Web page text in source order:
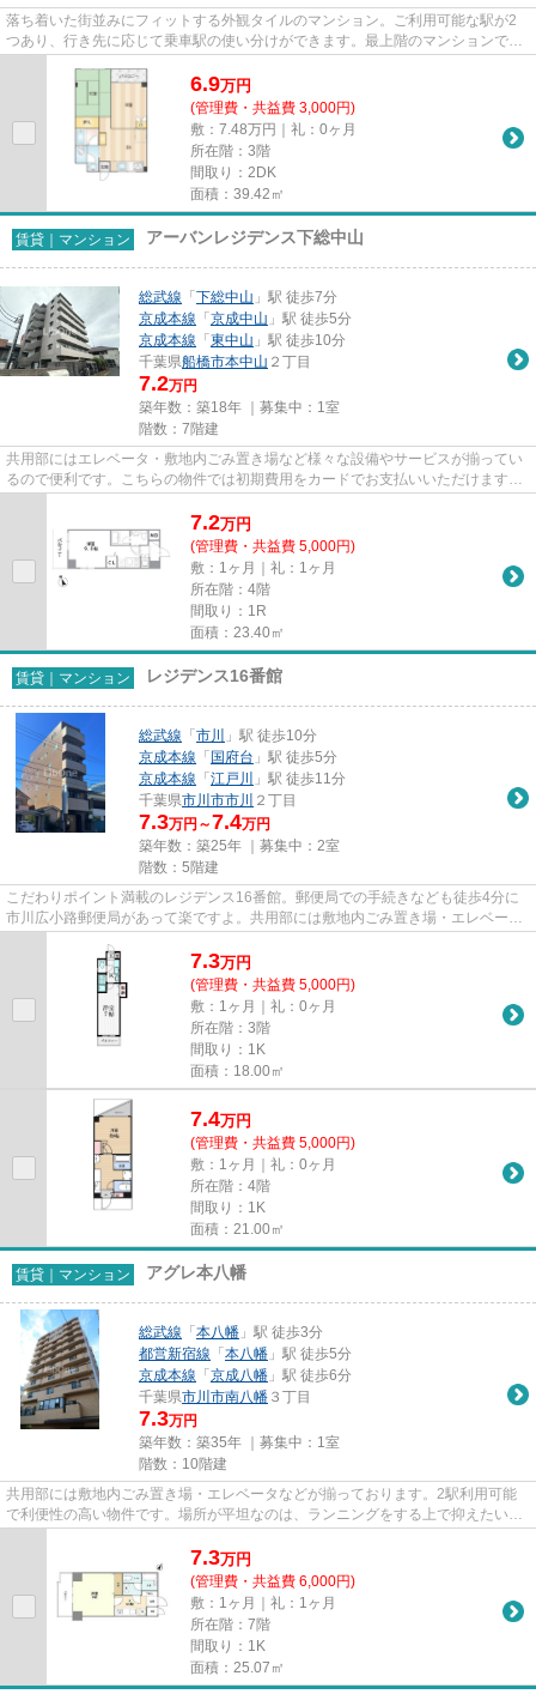
落ち着いた街並みにフィットする外観タイルのマンション。ご利用可能な駅が2
つあり、行き先に応じて乗車駅の使い分けができます。最上階のマンションで
6.9万円
(管理費・共益費 3,000円)
敷：7.48万円｜礼：0ヶ月
所在階：3階
間取り：2DK
面積：39.42㎡
賃貸｜マンション アーバンレジデンス下総中山
総武線 「 下総中山 」駅 徒歩7分
京成本線 「 京成中山 」駅 徒歩5分
京成本線 「 東中山 」駅 徒歩10分
千葉県船橋市本中山 ２丁目
7.2万円
築年数：築18年 ｜募集中： 1室
階数：7階建
共用部にはエレベータ・敷地内ごみ置き場など様々な設備やサービスが揃ってい
るので便利です。こちらの物件では初期費用をカードでお支払いいただけます。
7.2万円
(管理費・共益費 5,000円)
敷：1ヶ月｜礼：1ヶ月
所在階：4階
間取り：1R
面積：23.40㎡
賃貸｜マンション レジデンス16番館
総武線 「 市川
」駅 徒歩10分
京成本線 「 国府台 」駅 徒歩5分
京成本線 「 江戸川
」駅 徒歩11分
千葉県市川市市川 ２丁目
7.3万円～7.4万円
築年数：築25年 ｜募集中： 2室
階数：5階建
こだわりポイント満載のレジデンス16番館。郵便局での手続きなども徒歩4分に
市川広小路郵便局があって楽ですよ。共用部には敷地内ごみ置き場・エレベータ
7.3万円
(管理費・共益費 5,000円)
敷：1ヶ月｜礼：0ヶ月
所在階：3階
間取り：1K
面積：18.00㎡
7.4万円
(管理費・共益費 5,000円)
敷：1ヶ月｜礼：0ヶ月
所在階：4階
間取り：1K
面積：21.00㎡
賃貸｜マンション アグレ本八幡
総武線 「 本八幡 」駅 徒歩3分
都営新宿線 「 本八幡 」駅 徒歩5分
京成本線 「 京成八幡 」駅 徒歩6分
千葉県市川市南八幡 ３丁目
7.3万円
築年数：築35年 ｜募集中： 1室
階数：10階建
共用部には敷地内ごみ置き場・エレベータなどが揃っております。2駅利用可能
で利便性の高い物件です。場所が平坦なのは、ランニングをする上で抑えたいポ
7.3万円
(管理費・共益費 6,000円)
敷：1ヶ月｜礼：1ヶ月
所在階：7階
間取り：1K
面積：25.07㎡